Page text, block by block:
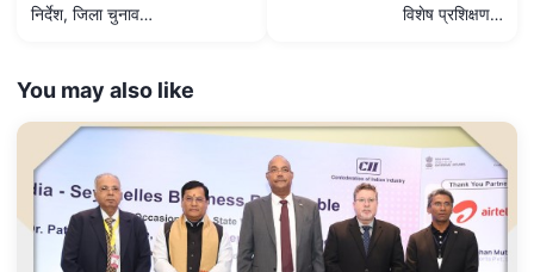
निर्देश, जिला चुनाव…
विशेष प्रशिक्षण…
You may also like